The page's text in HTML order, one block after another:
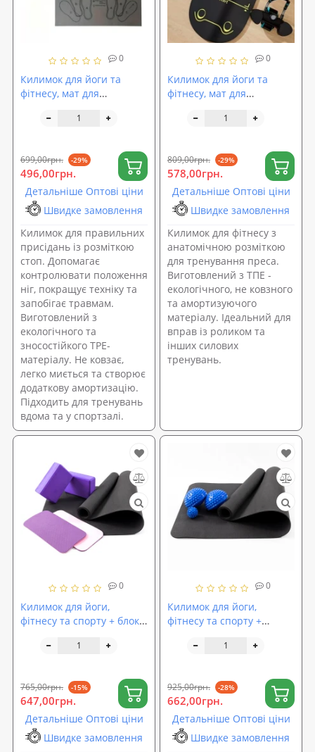
0
Килимок для йоги та
фітнесу, мат для
каремат спортивний) 6мм
699,00грн. -29%
496,00грн.
Детальніше Оптові ціни
Швидке замовлення
Килимок для правильних
присідань із розміткою
стоп. Допомагає
контролювати положення
ніг, покращує техніку та
запобігає травмам.
Виготовлений з
екологічного та
зносостійкого TPE-
матеріалу. Не ковзає,
легко миється та створює
додаткову амортизацію.
Підходить для тренувань
вдома та у спортзалі.
0
Килимок для йоги та
фітнесу, мат для
(йога мат, спортивний
809,00грн. -29%
578,00грн.
Детальніше Оптові ціни
Швидке замовлення
Килимок для фітнесу з
анатомічною розміткою
для тренування преса.
Виготовлений з ТПЕ -
екологічного, не ковзного
та амортизуючого
матеріалу. Ідеальний для
вправ із роликом та
інших силових
тренувань.
0
Килимок для йоги,
фітнесу та спорту + блок
упори під коліна 2шт
765,00грн. -15%
647,00грн.
Детальніше Оптові ціни
Швидке замовлення
0
Килимок для йоги,
фітнесу та спорту +
+ м'ячик масажний з
925,00грн. -28%
662,00грн.
Детальніше Оптові ціни
Швидке замовлення